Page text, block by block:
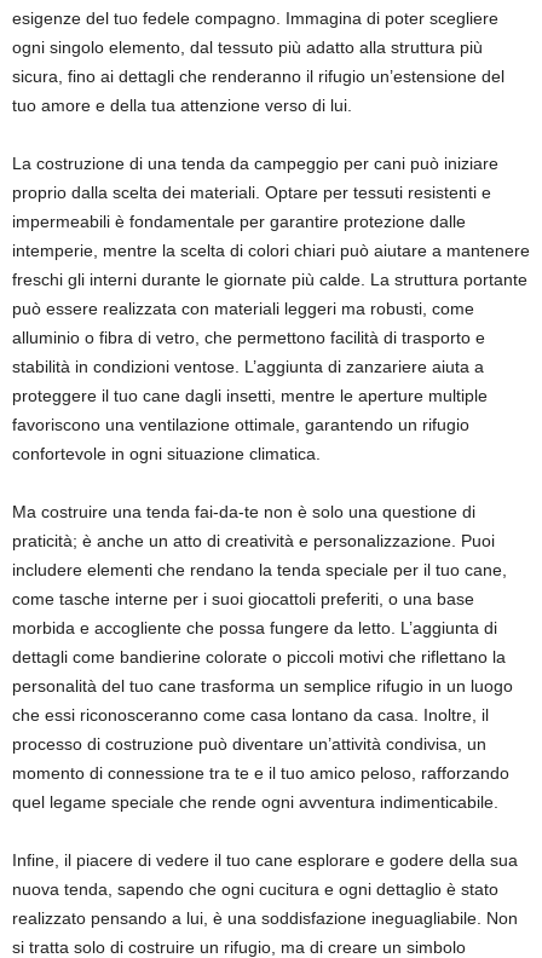
esigenze del tuo fedele compagno. Immagina di poter scegliere
ogni singolo elemento, dal tessuto più adatto alla struttura più
sicura, fino ai dettagli che renderanno il rifugio un’estensione del
tuo amore e della tua attenzione verso di lui.
La costruzione di una tenda da campeggio per cani può iniziare
proprio dalla scelta dei materiali. Optare per tessuti resistenti e
impermeabili è fondamentale per garantire protezione dalle
intemperie, mentre la scelta di colori chiari può aiutare a mantenere
freschi gli interni durante le giornate più calde. La struttura portante
può essere realizzata con materiali leggeri ma robusti, come
alluminio o fibra di vetro, che permettono facilità di trasporto e
stabilità in condizioni ventose. L’aggiunta di zanzariere aiuta a
proteggere il tuo cane dagli insetti, mentre le aperture multiple
favoriscono una ventilazione ottimale, garantendo un rifugio
confortevole in ogni situazione climatica.
Ma costruire una tenda fai-da-te non è solo una questione di
praticità; è anche un atto di creatività e personalizzazione. Puoi
includere elementi che rendano la tenda speciale per il tuo cane,
come tasche interne per i suoi giocattoli preferiti, o una base
morbida e accogliente che possa fungere da letto. L’aggiunta di
dettagli come bandierine colorate o piccoli motivi che riflettano la
personalità del tuo cane trasforma un semplice rifugio in un luogo
che essi riconosceranno come casa lontano da casa. Inoltre, il
processo di costruzione può diventare un’attività condivisa, un
momento di connessione tra te e il tuo amico peloso, rafforzando
quel legame speciale che rende ogni avventura indimenticabile.
Infine, il piacere di vedere il tuo cane esplorare e godere della sua
nuova tenda, sapendo che ogni cucitura e ogni dettaglio è stato
realizzato pensando a lui, è una soddisfazione ineguagliabile. Non
si tratta solo di costruire un rifugio, ma di creare un simbolo